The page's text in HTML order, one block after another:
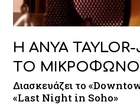
H ANYA
ΤΟ ΜΙΚΡΟΦΩΝΟ
Διασκευάζει το
«Last Night in Soho»